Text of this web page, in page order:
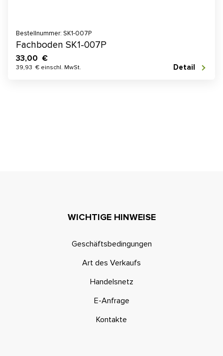
Bestellnummer: SK1-007P
Fachboden SK1-007P
33,00 €
39,93 € einschl. MwSt. Detail
WICHTIGE HINWEISE
Geschäftsbedingungen
Art des Verkaufs
Handelsnetz
E-Anfrage
Kontakte